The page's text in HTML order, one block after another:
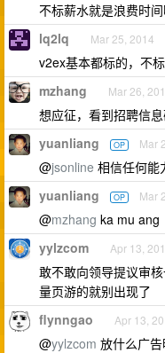
不标薪水就是浪费时
lq2lq Mar 25, 2014
v2ex基本都标的，不
mzhang Mar 26,
想应征，看到招聘信
yuanliang OP Mar
@jsonline 相信任何能
yuanliang OP Mar
@mzhang ka mu ang
yylzcom Apr 13,
敢不敢向领导提议审
量页游的就别出现了
flynngao Apr 13,
@yylzcom 放什么广